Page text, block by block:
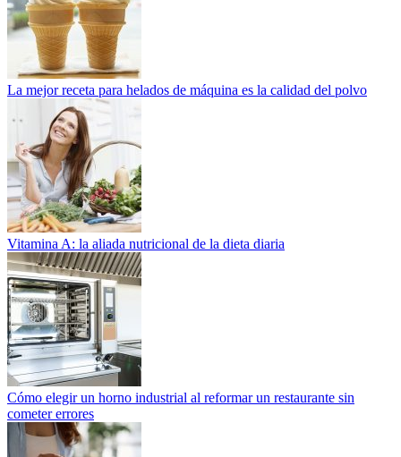
La mejor receta para helados de máquina es la calidad del polvo
Vitamina A: la aliada nutricional de la dieta diaria
Cómo elegir un horno industrial al reformar un restaurante sin
cometer errores